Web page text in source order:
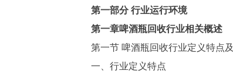
第一部分 行业运行环境
第一章啤酒瓶回收行业相关概述
第一节 啤酒瓶回收行业定义特点
一、行业定义特点